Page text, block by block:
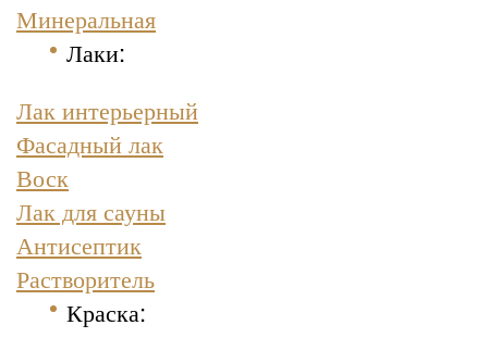
Минеральная
Лаки:
Лак интерьерный
Фасадный лак
Воск
Лак для сауны
Антисептик
Растворитель
Краска: